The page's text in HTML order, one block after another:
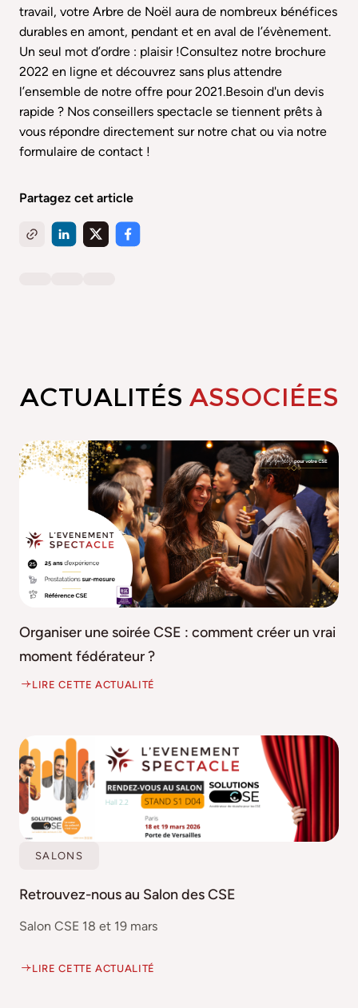
travail, votre Arbre de Noël aura de nombreux bénéfices
durables en amont, pendant et en aval de l’évènement.
Un seul mot d’ordre : plaisir !Consultez notre brochure
2022 en ligne et découvrez sans plus attendre
l’ensemble de notre offre pour 2021.Besoin d'un devis
rapide ? Nos conseillers spectacle se tiennent prêts à
vous répondre directement sur notre chat ou via notre
formulaire de contact !
Partagez cet article
ACTUALITÉS ASSOCIÉES
Organiser une soirée CSE : comment créer un vrai
moment fédérateur ?
LIRE CETTE ACTUALITÉ
SALONS
Retrouvez-nous au Salon des CSE
Salon CSE 18 et 19 mars
LIRE CETTE ACTUALITÉ